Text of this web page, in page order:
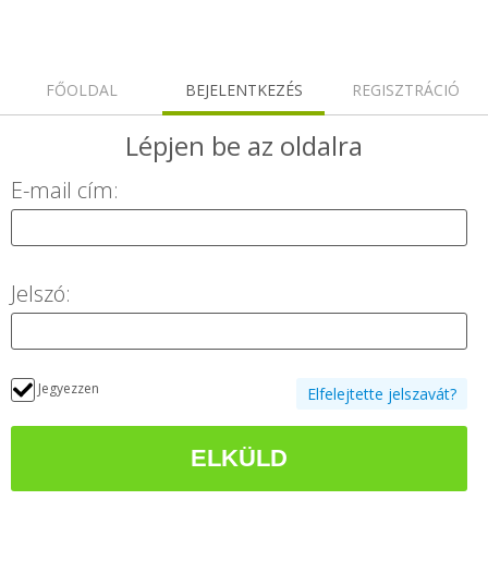
FŐOLDAL BEJELENTKEZÉS REGISZTRÁCIÓ
Lépjen be az oldalra
E-mail cím:
Jelszó:
Jegyezzen Elfelejtette jelszavát?